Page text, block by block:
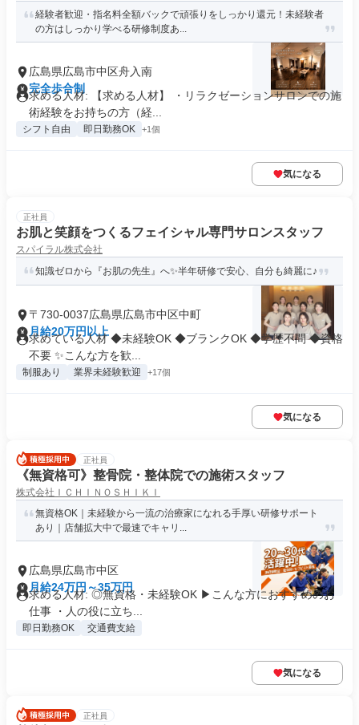
経験者歓迎・指名料全額バックで頑張りをしっかり還元！未経験者
の方はしっかり学べる研修制度あ...
広島県広島市中区舟入南
完全歩合制
求める人材: 【求める人材】 ・リラクゼーションサロンでの施
術経験をお持ちの方（経...
シフト自由 即日勤務OK +1個
気になる
正社員
お肌と笑顔をつくるフェイシャル専門サロンスタッフ
スパイラル株式会社
知識ゼロから『お肌の先生』へ✨半年研修で安心、自分も綺麗に♪
〒730-0037広島県広島市中区中町
月給20万円以上
求めている人材 ◆未経験OK ◆ブランクOK ◆学歴不問 ◆資格
不要 ✨こんな方を歓...
制服あり 業界未経験歓迎 +17個
気になる
正社員
《無資格可》整骨院・整体院での施術スタッフ
株式会社ＩＣＨＩＮＯＳＨＩＫＩ
無資格OK｜未経験から一流の治療家になれる手厚い研修サポート
あり｜店舗拡大中で最速でキャリ...
広島県広島市中区
月給24万円～35万円
求める人材: ◎無資格・未経験OK ▶︎こんな方におすすめのお
仕事 ・人の役に立ち...
即日勤務OK 交通費支給
気になる
正社員